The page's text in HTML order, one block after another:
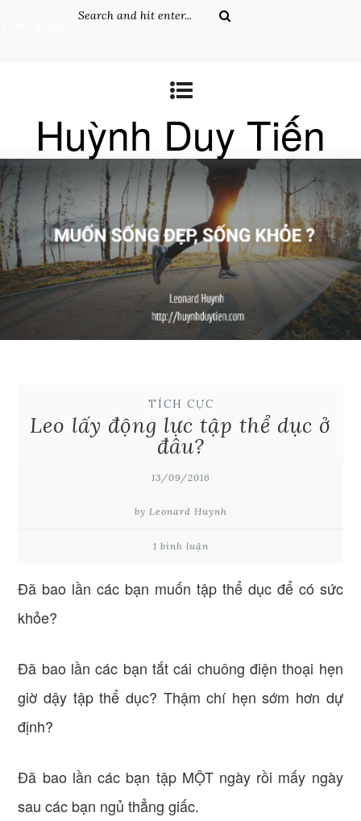
Huỳnh Duy Tiến
TÍCH CỰC
Leo lấy động lực tập thể dục ở
đâu?
13/09/2016
by Leonard Huynh
1 bình luận
Đã bao lần các bạn muốn tập thể dục để có sức
khỏe?
Đã bao lần các bạn tắt cái chuông điện thoại hẹn
giờ dậy tập thể dục? Thậm chí hẹn sớm hơn dự
định?
Đã bao lần các bạn tập MỘT ngày rồi mấy ngày
sau các bạn ngủ thẳng giấc.